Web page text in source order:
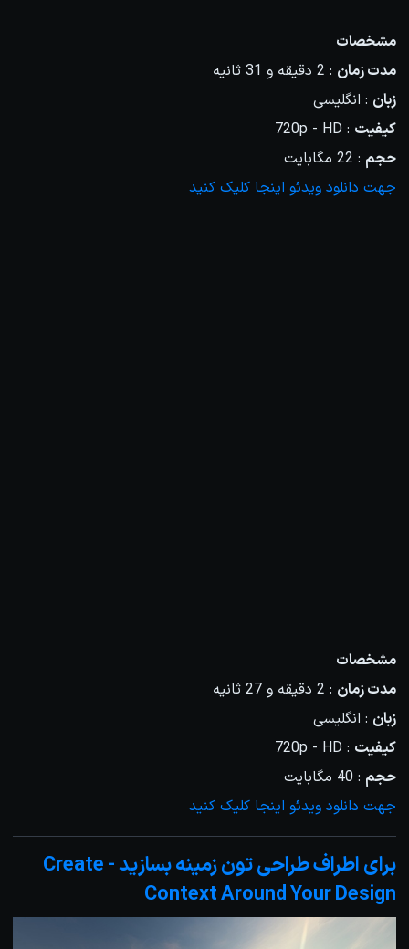
مشخصات
مدت زمان : 2 دقیقه و 31 ثانیه
زبان : انگلیسی
کیفیت : 720p - HD
حجم : 22 مگابایت
جهت دانلود ویدئو اینجا کلیک کنید
مشخصات
مدت زمان : 2 دقیقه و 27 ثانیه
زبان : انگلیسی
کیفیت : 720p - HD
حجم : 40 مگابایت
جهت دانلود ویدئو اینجا کلیک کنید
برای اطراف طراحی تون زمینه بسازید - Create
Context Around Your Design